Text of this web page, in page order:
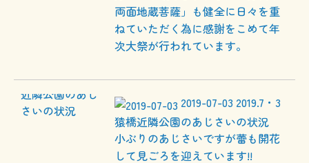
両面地蔵菩薩」も健全に日々を重
ねていただく為に感謝をこめて年
次大祭が行われています。
2019-07-03 2019.7・3
猿橋近隣公園のあじさいの状況
小ぶりのあじさいですが蕾も開花
して見ごろを迎えています!!